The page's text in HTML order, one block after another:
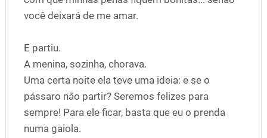
você deixará de me amar.
E partiu.
A menina, sozinha, chorava.
Uma certa noite ela teve uma ideia: e se o
pássaro não partir? Seremos felizes para
sempre! Para ele ficar, basta que eu o prenda
numa gaiola.